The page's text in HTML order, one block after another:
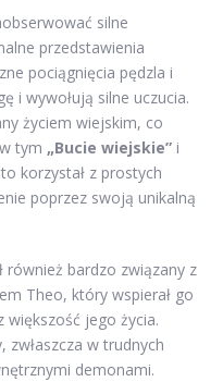
silne
przedstawienia
pociągnięcia pędzla i
i wywołują silne uczucia.
życiem wiejskim, co
tym „Bucie wiejskie” i
korzystał z prostych
poprzez swoją unikalną
również bardzo związany z
Theo, który wspierał go
jego życia.
zwłaszcza w trudnych
demonami.